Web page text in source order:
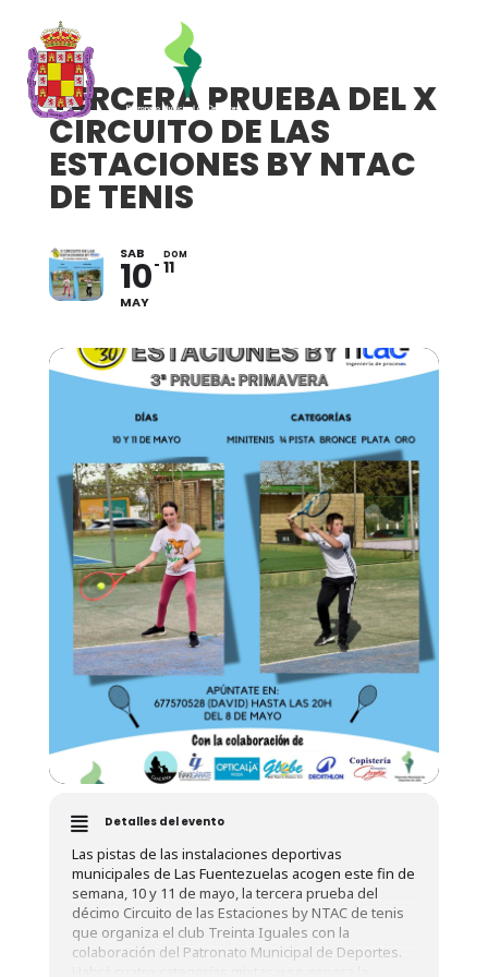
TERCERA PRUEBA DEL X
CIRCUITO DE LAS
ESTACIONES BY NTAC
DE TENIS
SAB
10
MAY
DOM
11
Detalles del evento
Las pistas de las instalaciones deportivas
municipales de Las Fuentezuelas acogen este fin de
semana, 10 y 11 de mayo, la tercera prueba del
décimo Circuito de las Estaciones by NTAC de tenis
que organiza el club Treinta Iguales con la
colaboración del Patronato Municipal de Deportes.